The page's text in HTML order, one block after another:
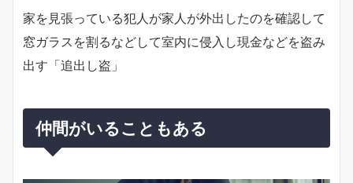
家を見張っている犯人が家人が外出したのを確認して
窓ガラスを割るなどして室内に侵入し現金などを盗み
出す「追出し盗」
仲間がいることもある